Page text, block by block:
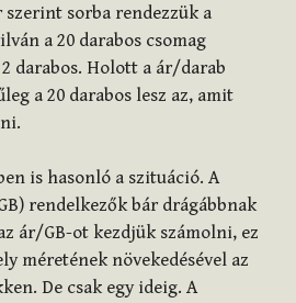
sorba rendezzük a
a 20 darabos csomag
darabos. Holott a ár/darab
a 20 darabos lesz az, amit
is hasonló a szituáció. A
rendelkezők bár drágábbnak
ár/GB-ot kezdjük számolni, ez
méretének növekedésével az
De csak egy ideig. A